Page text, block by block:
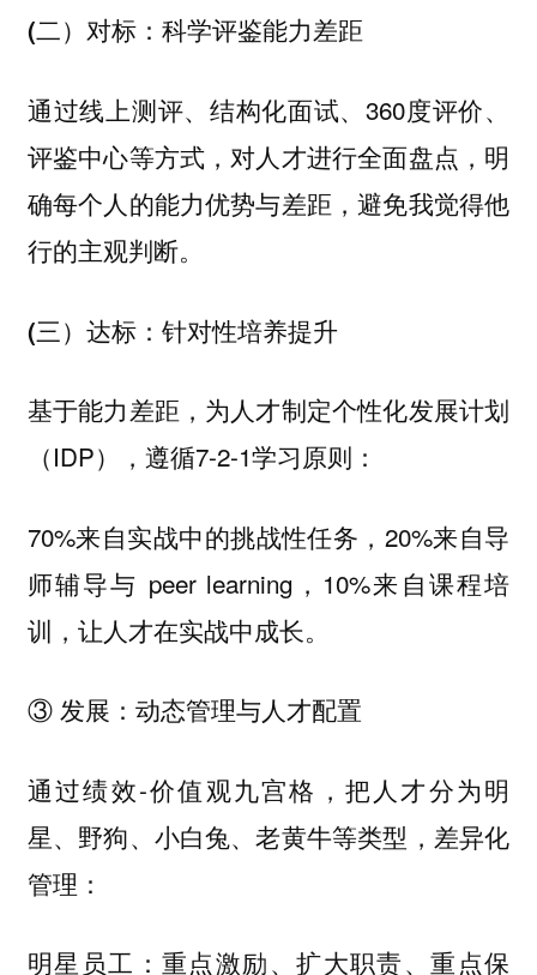
(二）对标：科学评鉴能力差距
通过线上测评、结构化面试、360度评价、
评鉴中心等方式，对人才进行全面盘点，明
确每个人的能力优势与差距，避免我觉得他
行的主观判断。
(三）达标：针对性培养提升
基于能力差距，为人才制定个性化发展计划
（IDP），遵循7-2-1学习原则：
70%来自实战中的挑战性任务，20%来自导
师辅导与 peer learning，10%来自课程培
训，让人才在实战中成长。
③ 发展：动态管理与人才配置
通过绩效-价值观九宫格，把人才分为明
星、野狗、小白兔、老黄牛等类型，差异化
管理：
明星员工：重点激励、扩大职责、重点保